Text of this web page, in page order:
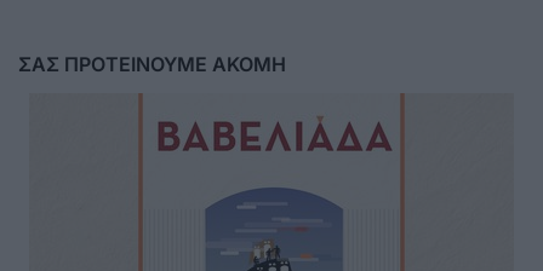
ΣΑΣ ΠΡΟΤΕΙΝΟΥΜΕ ΑΚΟΜΗ